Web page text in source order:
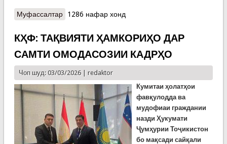
Муфассалтаро КҲФ: Мулоқоти Раиси Кумита бо
СММ
1286 нафар хонд
КҲФ: ТАҚВИЯТИ ҲАМКОРИҲО ДАР
САМТИ ОМОДАСОЗИИ КАДРҲО
Чоп шуд: 03/03/2026 | redaktor
Кумитаи ҳолатҳои
фавқулодда ва
мудофиаи граждании
назди Ҳукумати
Ҷумҳурии Тоҷикистон
бо мақсади сайқали